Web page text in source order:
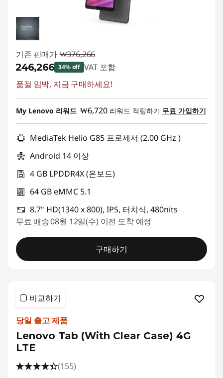
기존 판매가 ₩376,266
₩246,266 34% off VAT 포함
즉시 할인: :-₩130,000
품절 임박, 지금 구매하세요!
My Lenovo 리워드 ₩6,720 리워드 적립하기 무료 가입하기
MediaTek Helio G85 프로세서 (2.00 GHz )
Android 14 이상
4 GB LPDDR4X (온보드)
64 GB eMMC 5.1
8.7" HD(1340 x 800), IPS, 터치식, 480nits
무료 배송08월 12일(수) 이전 도착 예정
구매하기
비교하기
당일 출고 제품
Lenovo Tab (With Clear Case) 4G
LTE
(155)